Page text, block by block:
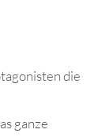
die
ganze